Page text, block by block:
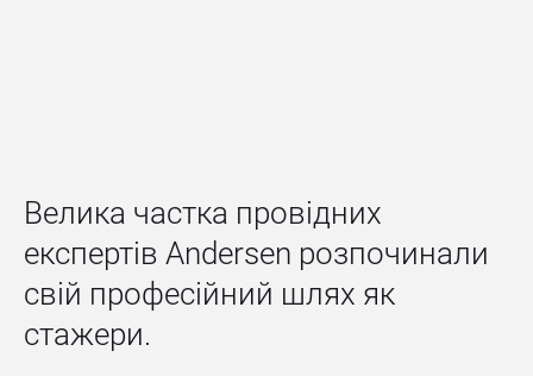
Велика частка провідних
експертів Andersen розпочинали
свій професійний шлях як
стажери.